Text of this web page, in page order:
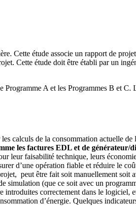
Cette étude associe un rapport de
Cette étude doit être établi par un
A et les Programmes B et C.
calculs de la consommation actuelle de
les factures EDL et de générateur/
leur faisabilité technique, leurs
d’une opération fiable et réduire le
peut être fait soit manuellement
simulation (que ce soit avec un
correctement dans le logiciel,
d’énergie. Quelques